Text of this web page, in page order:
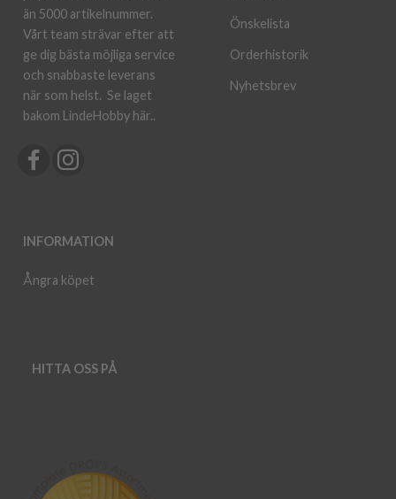
än 5000 artikelnummer.
Vårt team strävar efter att
ge dig bästa möjliga service
och snabbaste leverans
när som helst. Se laget
bakom LindeHobby här..
INFORMATION
Ångra köpet
Önskelista
Orderhistorik
Nyhetsbrev
HITTA OSS PÅ